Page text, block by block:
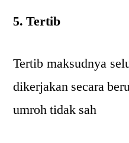
5. Tertib
Tertib maksudnya
dikerjakan secara
umroh tidak sah